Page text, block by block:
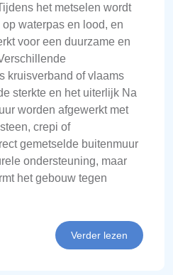
het metselen wordt
waterpas en lood, en
voor een duurzame en
kruisverband of vlaams
sterkte en het uiterlijk Na
worden afgewerkt met
crepi of
gemetselde buitenmuur
ondersteuning, maar
het gebouw tegen
Verder lezen